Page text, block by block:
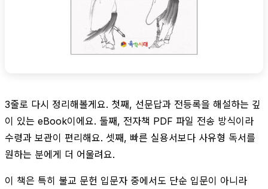
3줄로 다시 정리해볼게요. 첫째, 선문답과 전등록을 해설하는 깊
이 있는 eBook이에요. 둘째, 전자책 PDF 파일 전송 방식이라
수령과 보관이 편리해요. 셋째, 빠른 실용서보다 사유형 독서를
원하는 분에게 더 어울려요.
이 책은 특히 불교 문헌 입문자 중에서도 단순 입문이 아니라